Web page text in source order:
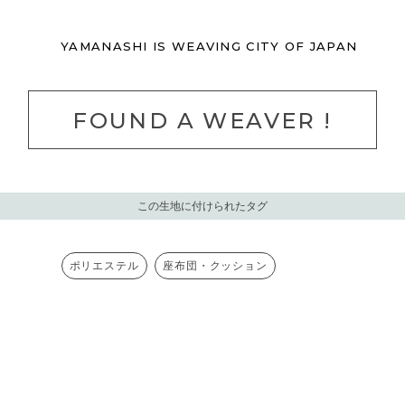
YAMANASHI IS WEAVING CITY OF JAPAN
FOUND A WEAVER !
この生地に付けられたタグ
ポリエステル 座布団・クッション